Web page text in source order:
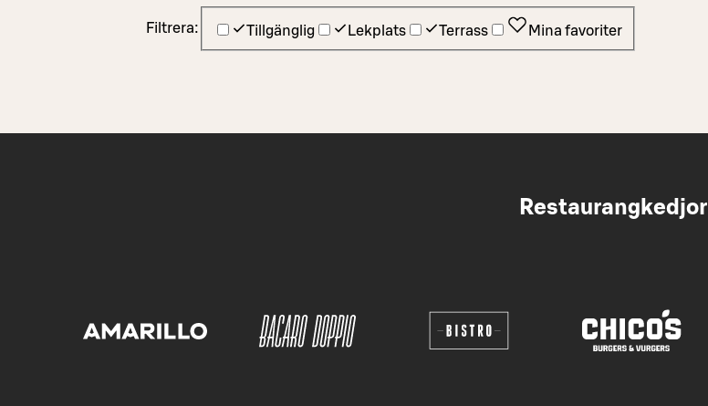
Filtrera: Tillgänglig Lekplats Terrass Mina favoriter
Restaurangkedjor